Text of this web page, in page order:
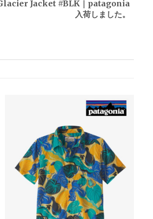
Jacket #BLK｜patagonia
入荷しました。